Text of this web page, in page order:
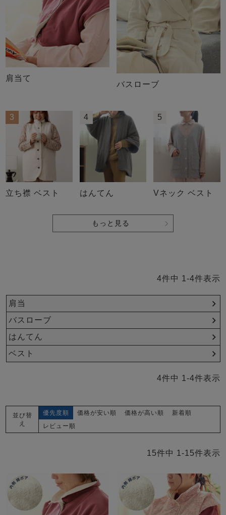
肩当て
バスローブ
3
立ち襟 ベスト
4
はんてん
5
Vネック ベスト
もっと見る
4件中 1 -4件表示
肩当
バスローブ
はんてん
ベスト
4件中 1 -4件表示
並び替
え
優先度順 価格が安い順 価格が高い順
新着順
レビュー順
15件中 1 -15件表示